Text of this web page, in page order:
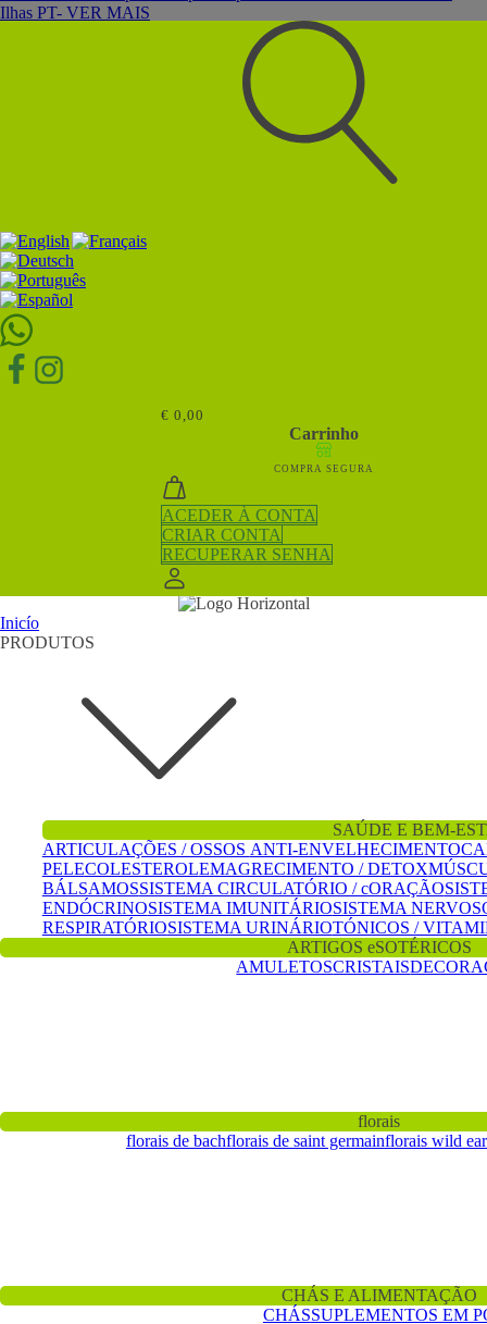
Ilhas PT- VER MAIS
€ 0,00
Carrinho
COMPRA SEGURA
ACEDER À CONTA
CRIAR CONTA
RECUPERAR SENHA
Inicío
PRODUTOS
SAÚDE E BEM-
ARTICULAÇÕES / OSSOS ANTI-ENVELHECIMENTO
PELECOLESTEROLEMAGRECIMENTO / DETOX
BÁLSAMOSSISTEMA CIRCULATÓRIO / cORAÇÃO
ENDÓCRINOSISTEMA IMUNITÁRIOSISTEMA
RESPIRATÓRIOSISTEMA URINÁRIOTÓNICOS /
ARTIGOS eSOTÉRICOS
AMULETOSCRISTAIS
florais
florais de bachflorais de saint germainflorais wild
CHÁS E ALIMENTAÇÃO
CHÁSSUPLEMENTOS EM
SUBSCREVER AGORA